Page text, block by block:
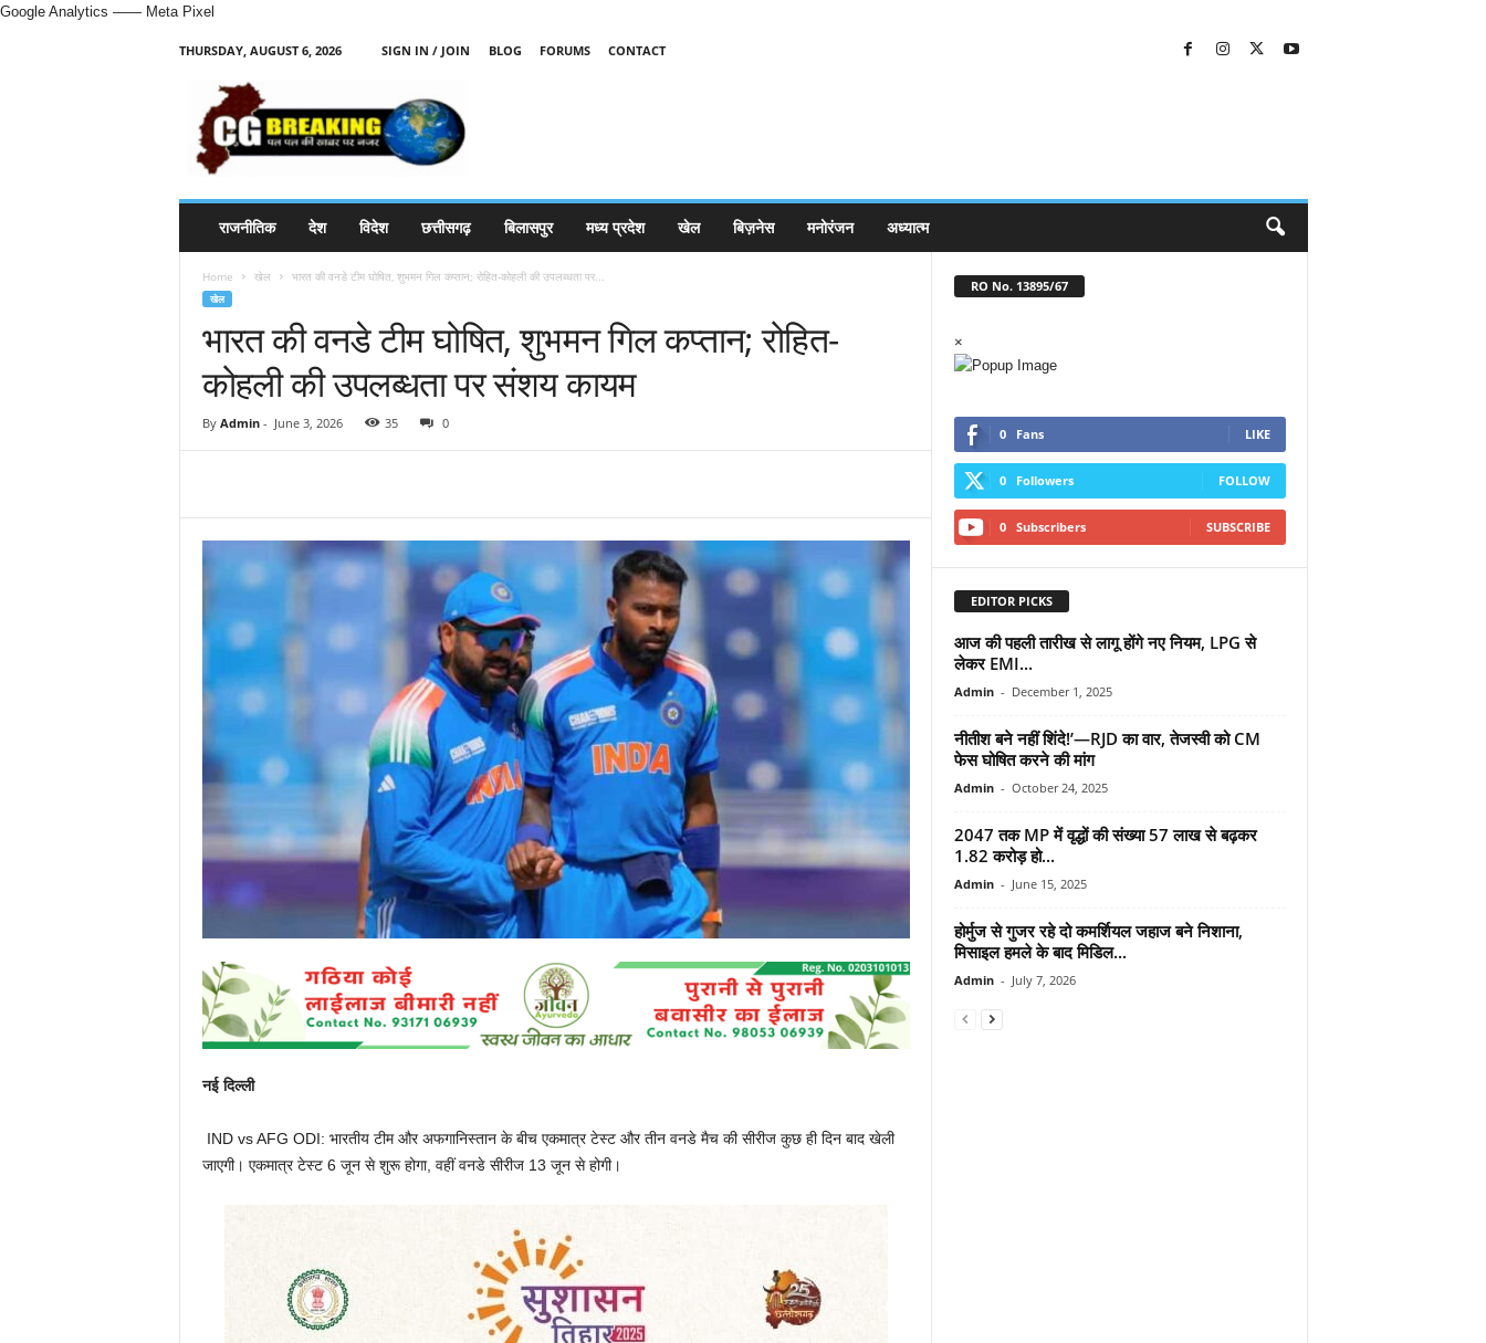
Google Analytics —— Meta Pixel
THURSDAY, AUGUST 6, 2026 SIGN IN / JOIN BLOG FORUMS
CONTACT
राजनीतिक देश विदेश छत्तीसगढ़ बिलासपुर मध्य प्रदेश खेल बिज़नेस मनोरंजन अध्यात्म
Home खेल भारत की वनडे टीम घोषित, शुभमन गिल कप्तान; रोहित-कोहली की उपलब्धता पर...
खेल
भारत की वनडे टीम घोषित, शुभमन गिल कप्तान; रोहित-
कोहली की उपलब्धता पर संशय कायम
By Admin- June 3, 2026 35 0
नई दिल्ली
IND vs AFG ODI: भारतीय टीम और अफगानिस्तान के बीच एकमात्र टेस्ट और तीन वनडे मैच की सीरीज कुछ ही दिन बाद खेली
जाएगी। एकमात्र टेस्ट 6 जून से शुरू होगा, वहीं वनडे सीरीज 13 जून से होगी।
RO No. 13895/67
×
0 Fans LIKE
0 Followers FOLLOW
0 Subscribers SUBSCRIBE
EDITOR PICKS
आज की पहली तारीख से लागू होंगे नए नियम, LPG से
लेकर EMI...
Admin - December 1, 2025
नीतीश बने नहीं शिंदे!’—RJD का वार, तेजस्वी को CM
फेस घोषित करने की मांग
Admin - October 24, 2025
2047 तक MP में वृद्धों की संख्या 57 लाख से बढ़कर
1.82 करोड़ हो...
Admin - June 15, 2025
होर्मुज से गुजर रहे दो कमर्शियल जहाज बने निशाना,
मिसाइल हमले के बाद मिडिल...
Admin - July 7, 2026